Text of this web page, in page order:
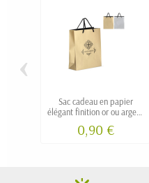
Sac cadeau en papier
élégant finition or ou argent
personnalisable
0,90 €
‹